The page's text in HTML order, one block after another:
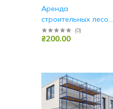
Аренда
строительных лесов
Буча
(0)
₴200.00